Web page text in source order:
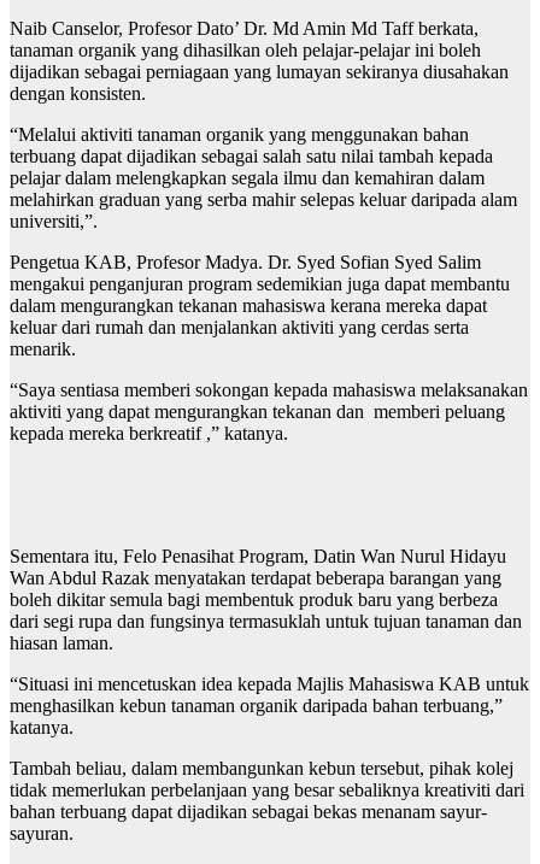
Naib Canselor, Profesor Dato’ Dr. Md Amin Md Taff berkata,
tanaman organik yang dihasilkan oleh pelajar-pelajar ini boleh
dijadikan sebagai perniagaan yang lumayan sekiranya diusahakan
dengan konsisten.
“Melalui aktiviti tanaman organik yang menggunakan bahan
terbuang dapat dijadikan sebagai salah satu nilai tambah kepada
pelajar dalam melengkapkan segala ilmu dan kemahiran dalam
melahirkan graduan yang serba mahir selepas keluar daripada alam
universiti,”.
Pengetua KAB, Profesor Madya. Dr. Syed Sofian Syed Salim
mengakui penganjuran program sedemikian juga dapat membantu
dalam mengurangkan tekanan mahasiswa kerana mereka dapat
keluar dari rumah dan menjalankan aktiviti yang cerdas serta
menarik.
“Saya sentiasa memberi sokongan kepada mahasiswa melaksanakan
aktiviti yang dapat mengurangkan tekanan dan memberi peluang
kepada mereka berkreatif ,” katanya.
Sementara itu, Felo Penasihat Program, Datin Wan Nurul Hidayu
Wan Abdul Razak menyatakan terdapat beberapa barangan yang
boleh dikitar semula bagi membentuk produk baru yang berbeza
dari segi rupa dan fungsinya termasuklah untuk tujuan tanaman dan
hiasan laman.
“Situasi ini mencetuskan idea kepada Majlis Mahasiswa KAB untuk
menghasilkan kebun tanaman organik daripada bahan terbuang,”
katanya.
Tambah beliau, dalam membangunkan kebun tersebut, pihak kolej
tidak memerlukan perbelanjaan yang besar sebaliknya kreativiti dari
bahan terbuang dapat dijadikan sebagai bekas menanam sayur-
sayuran.